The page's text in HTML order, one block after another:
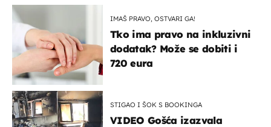
IMAŠ PRAVO, OSTVARI GA!
Tko ima pravo na inkluzivni
dodatak? Može se dobiti i
720 eura
STIGAO I ŠOK S BOOKINGA
VIDEO Gošća izazvala